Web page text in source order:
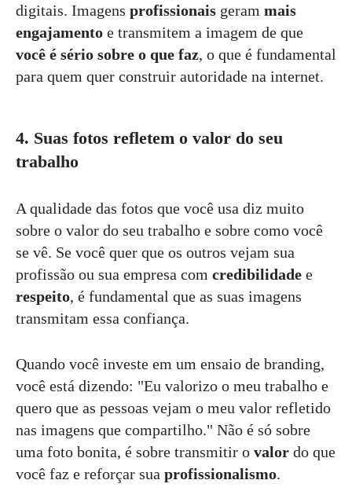
digitais. Imagens profissionais geram mais
engajamento e transmitem a imagem de que
você é sério sobre o que faz, o que é fundamental
para quem quer construir autoridade na internet.
4. Suas fotos refletem o valor do seu
trabalho
A qualidade das fotos que você usa diz muito
sobre o valor do seu trabalho e sobre como você
se vê. Se você quer que os outros vejam sua
profissão ou sua empresa com credibilidade e
respeito, é fundamental que as suas imagens
transmitam essa confiança.
Quando você investe em um ensaio de branding,
você está dizendo: "Eu valorizo o meu trabalho e
quero que as pessoas vejam o meu valor refletido
nas imagens que compartilho." Não é só sobre
uma foto bonita, é sobre transmitir o valor do que
você faz e reforçar sua profissionalismo.